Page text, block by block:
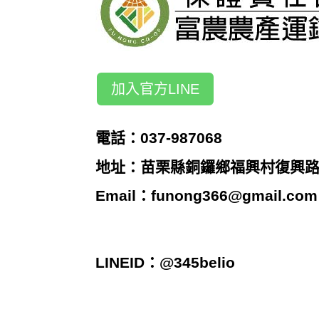
加入官方LINE
電話：037-987068
地址：苗栗縣銅鑼鄉福興村復興
Email：funong366@gmail.com
LINEID：@345belio